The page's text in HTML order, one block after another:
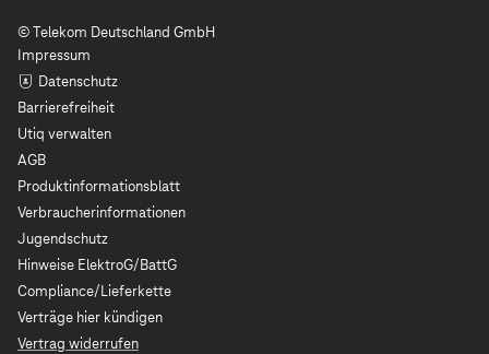
© Telekom Deutschland GmbH
Impressum
Datenschutz
Barrierefreiheit
Utiq verwalten
AGB
Produktinformationsblatt
Verbraucherinformationen
Jugendschutz
Hinweise ElektroG/BattG
Compliance/Lieferkette
Verträge hier kündigen
Vertrag widerrufen